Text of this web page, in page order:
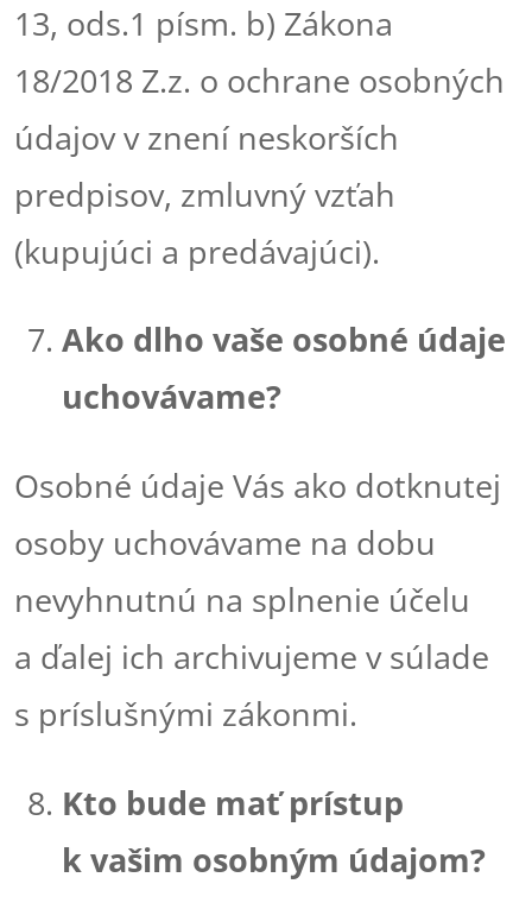
13, ods.1 písm. b) Zákona
18/2018 Z.z. o ochrane osobných
údajov v znení neskorších
predpisov, zmluvný vzťah
(kupujúci a predávajúci).
Ako dlho vaše osobné údaje
uchovávame?
Osobné údaje Vás ako dotknutej
osoby uchovávame na dobu
nevyhnutnú na splnenie účelu
a ďalej ich archivujeme v súlade
s príslušnými zákonmi.
Kto bude mať prístup
k vašim osobným údajom?